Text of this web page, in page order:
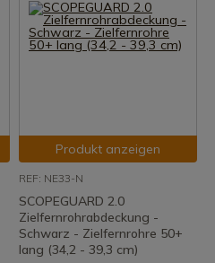
Produkt anzeigen
REF: NE33-N
SCOPEGUARD 2.0
Zielfernrohrabdeckung -
Schwarz - Zielfernrohre 50+
lang (34,2 - 39,3 cm)